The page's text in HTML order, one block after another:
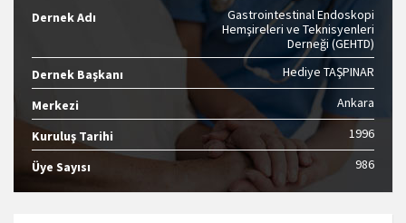
Dernek Adı
Gastrointestinal Endoskopi
Hemşireleri ve Teknisyenleri
Derneği (GEHTD)
Dernek Başkanı
Hediye TAŞPINAR
Merkezi Ankara
Kuruluş Tarihi 1996
Üye Sayısı 986